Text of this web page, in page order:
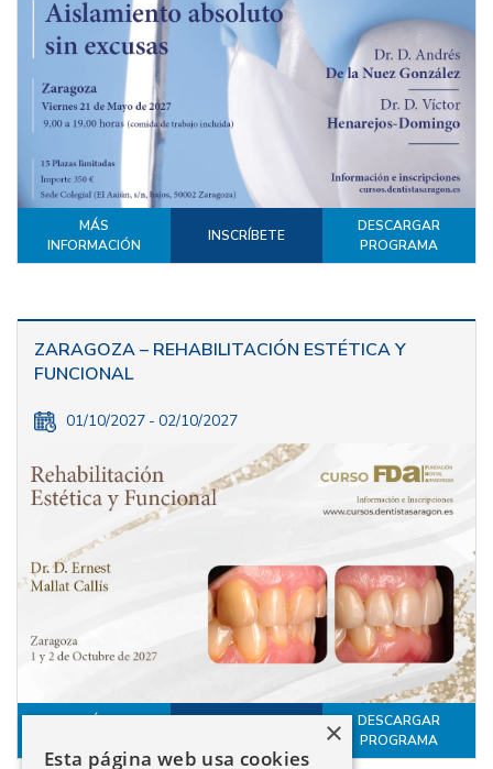
MÁS
INFORMACIÓN
INSCRÍBETE
DESCARGAR
PROGRAMA
ZARAGOZA – REHABILITACIÓN ESTÉTICA Y
FUNCIONAL
01/10/2027 - 02/10/2027
MÁS
DESCARGAR
PROGRAMA
Esta página web usa cookies
×